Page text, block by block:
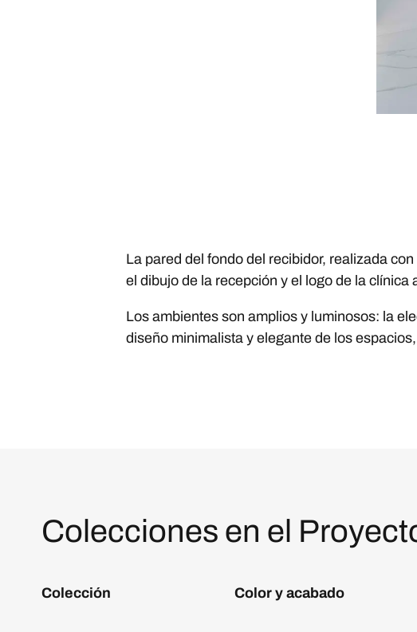
La pared del fondo del recibidor, realizada
el dibujo de la recepción y el logo de la
Los ambientes son amplios y luminosos: la
diseño minimalista y elegante de los
Colecciones en el
Colección Color y acabado